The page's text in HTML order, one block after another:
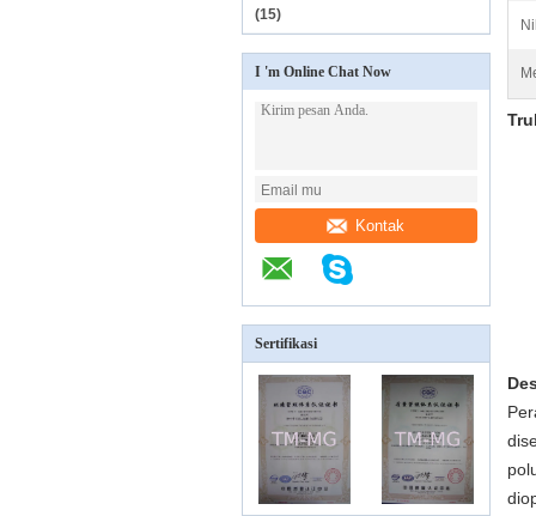
(15)
I 'm Online Chat Now
Kontak
Sertifikasi